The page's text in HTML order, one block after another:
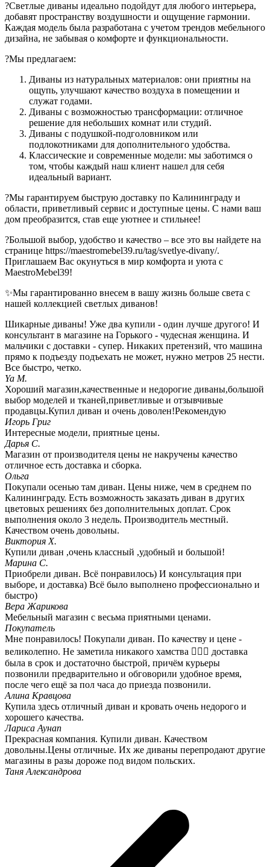
?Светлые диваны идеально подойдут для любого интерьера,
добавят пространству воздушности и ощущение гармонии.
Каждая модель была разработана с учетом трендов мебельного
дизайна, не забывая о комфорте и функциональности.
?Мы предлагаем:
Диваны из натуральных материалов: они приятны на
ощупь, улучшают качество воздуха в помещении и
служат годами.
Диваны с возможностью трансформации: отличное
решение для небольших комнат или студий.
Диваны с подушкой-подголовником или
подлокотниками для дополнительного удобства.
Классические и современные модели: мы заботимся о
том, чтобы каждый наш клиент нашел для себя
идеальный вариант.
?Мы гарантируем быструю доставку по Калининграду и
области, приветливый сервис и доступные цены. С нами ваш
дом преобразится, став еще уютнее и стильнее!
?Большой выбор, удобство и качество – все это вы найдете на
странице https://maestromebel39.ru/tag/svetlye-divany/.
Приглашаем Вас окунуться в мир комфорта и уюта с
MaestroMebel39!
✨Мы гарантированно внесем в вашу жизнь больше света с
нашей коллекцией светлых диванов!
Шикарные диваны! Уже два купили - один лучше другого! И
консультант в магазине на Горького - чудесная женщина. И
мальчики с доставки - супер. Никаких претензий, что машина
прямо к подъезду подъехать не может, нужно метров 25 нести.
Все быстро, четко.
Ya M.
Хороший магазин,качественные и недорогие диваны,большой
выбор моделей и тканей,приветливые и отзывчивые
продавцы.Купил диван и очень доволен!Рекомендую
Игорь Григ
Интересные модели, приятные цены.
Дарья С.
Магазин от производителя цены не накручены качество
отличное есть доставка и сборка.
Ольга
Покупали осенью там диван. Цены ниже, чем в среднем по
Калининграду. Есть возможность заказать диван в других
цветовых решениях без дополнительных доплат. Срок
выполнения около 3 недель. Производитель местный.
Качеством очень довольны.
Виктория Х.
Купили диван ,очень классный ,удобный и большой!
Марина С.
Приобрели диван. Всё понравилось) И консультация при
выборе, и доставка) Всё было выполнено профессионально и
быстро)
Вера Жарикова
Мебельный магазин с весьма приятными ценами.
Покупатель
Мне понравилось! Покупали диван. По качеству и цене -
великолепно. Не заметила никакого хамства 🤷🏻‍♀️ доставка
была в срок и достаточно быстрой, причём курьеры
позвонили предварительно и обговорили удобное время,
после чего ещё за пол часа до приезда позвонили.
Алина Кравцова
Купила здесь отличный диван и кровать очень недорого и
хорошего качества.
Лариса Аунап
Прекрасная компания. Купили диван. Качеством
довольны.Цены отличные. Их же диваны перепродают другие
магазины в разы дороже под видом польских.
Таня Александрова